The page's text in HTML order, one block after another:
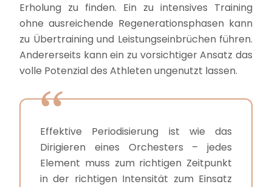
Erholung zu finden. Ein zu intensives Training
ohne ausreichende Regenerationsphasen kann
zu Übertraining und Leistungseinbrüchen führen.
Andererseits kann ein zu vorsichtiger Ansatz das
volle Potenzial des Athleten ungenutzt lassen.
Effektive Periodisierung ist wie das
Dirigieren eines Orchesters – jedes
Element muss zum richtigen Zeitpunkt
in der richtigen Intensität zum Einsatz